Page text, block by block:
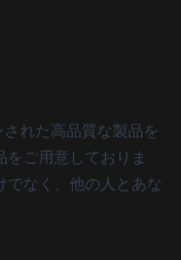
れた高品質な製品を
ご用意しておりま
でなく、他の人とあな